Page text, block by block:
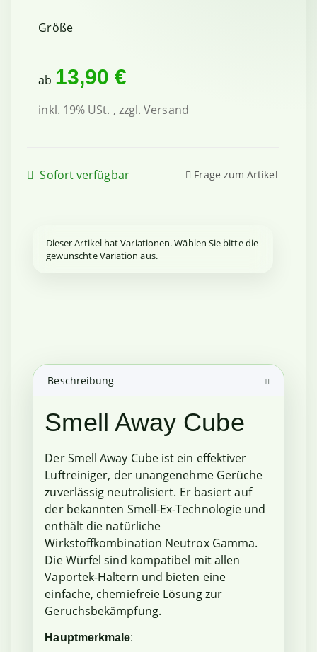
Größe
ab 13,90 €
inkl. 19% USt. , zzgl.Versand
Sofort verfügbar Frage zum Artikel
x
Dieser Artikel hat Variationen. Wählen Sie bitte die
gewünschte Variation aus.
Beschreibung
Smell Away Cube
Der Smell Away Cube ist ein effektiver
Luftreiniger, der unangenehme Gerüche
zuverlässig neutralisiert. Er basiert auf
der bekannten Smell-Ex-Technologie und
enthält die natürliche
Wirkstoffkombination Neutrox Gamma.
Die Würfel sind kompatibel mit allen
Vaportek-Haltern und bieten eine
einfache, chemiefreie Lösung zur
Geruchsbekämpfung.
Hauptmerkmale: